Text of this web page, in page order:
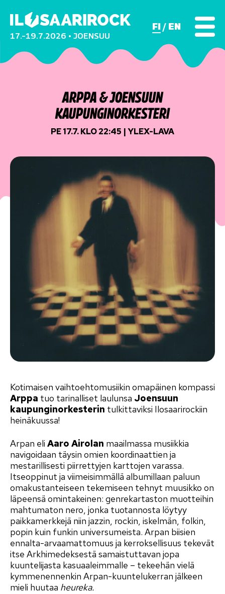
17.–19.7.2026 • JOENSUU
FI EN
ARPPA & JOENSUUN
KAUPUNGINORKESTERI
PE 17.7. KLO 22:45 | YLEX-LAVA
Kotimaisen vaihtoehtomusiikin omapäinen kompassi
Arppa tuo tarinalliset laulunsa Joensuun
kaupunginorkesterin tulkittaviksi Ilosaarirockiin
heinäkuussa!
Arpan eli Aaro Airolan maailmassa musiikkia
navigoidaan täysin omien koordinaattien ja
mestarillisesti piirrettyjen karttojen varassa.
Itseoppinut ja viimeisimmällä albumillaan paluun
omakustanteiseen tekemiseen tehnyt muusikko on
läpeensä omintakeinen: genrekartaston muotteihin
mahtumaton nero, jonka tuotannosta löytyy
paikkamerkkejä niin jazzin, rockin, iskelmän, folkin,
popin kuin funkin universumeista. Arpan biisien
ennalta-arvaamattomuus ja kerroksellisuus tekevät
itse Arkhimedeksestä samaistuttavan jopa
kuuntelijasta kasuaaleimmalle – tekeehän vielä
kymmenennenkin Arpan-kuuntelukerran jälkeen
mieli huutaa heureka.